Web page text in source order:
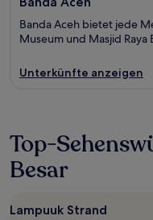
Banda Aceh bietet jede
Museum und Masjid Raya
Unterkünfte anzeigen
Top-
Besar
Lampuuk Strand